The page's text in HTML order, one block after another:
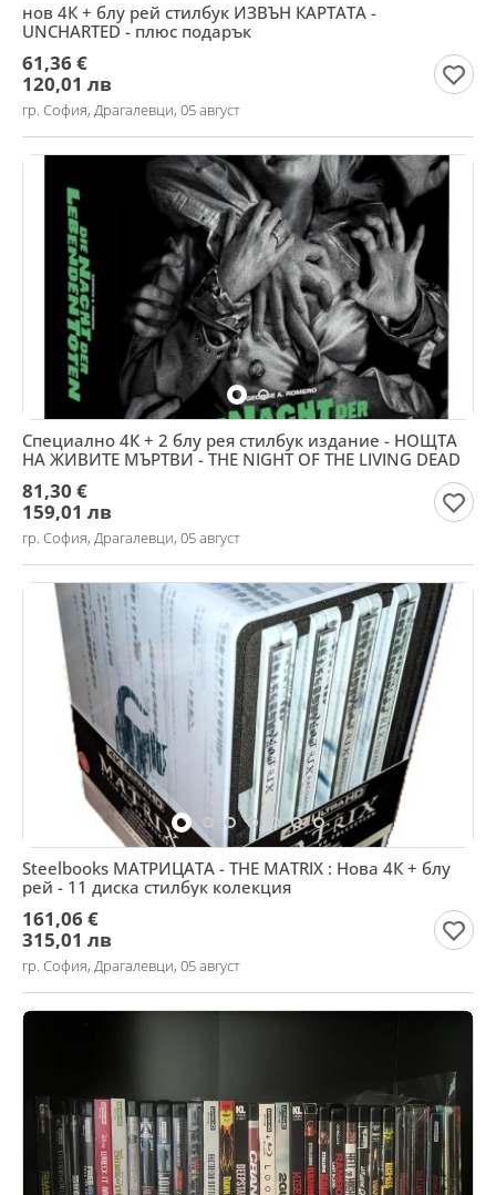
нов 4К + блу рей стилбук ИЗВЪН КАРТАТА -
UNCHARTED - плюс подарък
61,36 €
120,01 лв
гр. София, Драгалевци, 05 август
Специално 4К + 2 блу рея стилбук издание - НОЩТА
НА ЖИВИТЕ МЪРТВИ - THE NIGHT OF THE LIVING DEAD
81,30 €
159,01 лв
гр. София, Драгалевци, 05 август
Steelbooks МАТРИЦАТА - THE MATRIX : Нова 4К + блу
рей - 11 диска стилбук колекция
161,06 €
315,01 лв
гр. София, Драгалевци, 05 август